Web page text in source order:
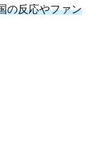
の反応やファン